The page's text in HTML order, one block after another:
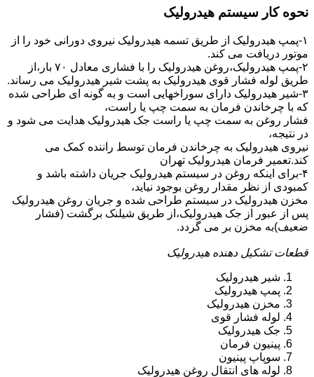
نحوه کار سیستم هیدرولیک
۱-پمپ هیدرولیک از طریق تسمه هیدرولیک نیروی دورانی خود را از
موتور دریافت می کند.
۲-پمپ هیدرولیک،روغن هیدرولیک را با فشاری معادل ۷۰ بار،از
طریق لوله فشار قوی هیدرولیک به پشت شیر هیدرولیک می رساند.
۳-شیر هیدرولیک دارای سوراخهایی است و به گونه ای طراحی شده
که با چرخاندن فرمان به سمت چپ یا راست،
فشار روغن به سمت چپ یا راست جک هیدرولیک هدایت می شود و
در نتیجه،
نیروی هیدرولیک به چرخاندن فرمان توسط راننده کمک می
کند.تعمیر فرمان هیدرولیک تهران
۴-برای اینکه روغن در سیستم هیدرولیک جریان داشته باشد و
کمبودی از نظر مقدار روغن بوجود نیاید،
مخزن هیدرولیک در سیستم طراحی شده و جریان روغن هیدرولیک
پس از عبور از جک هیدرولیک،از طریق شیلنک برگشت (فشار
ضعیف)به مخزن بر می گردد.
قطعات تشکیل دهنده هیدرولیک
شیر هیدرولیک
پمپ هیدرولیک
مخزن هیدرولیک
لوله فشار قوی
جک هیدرولیک
پینیون فرمان
سوپاپ پینیون
لوله های انتقال روغن هیدرولیک